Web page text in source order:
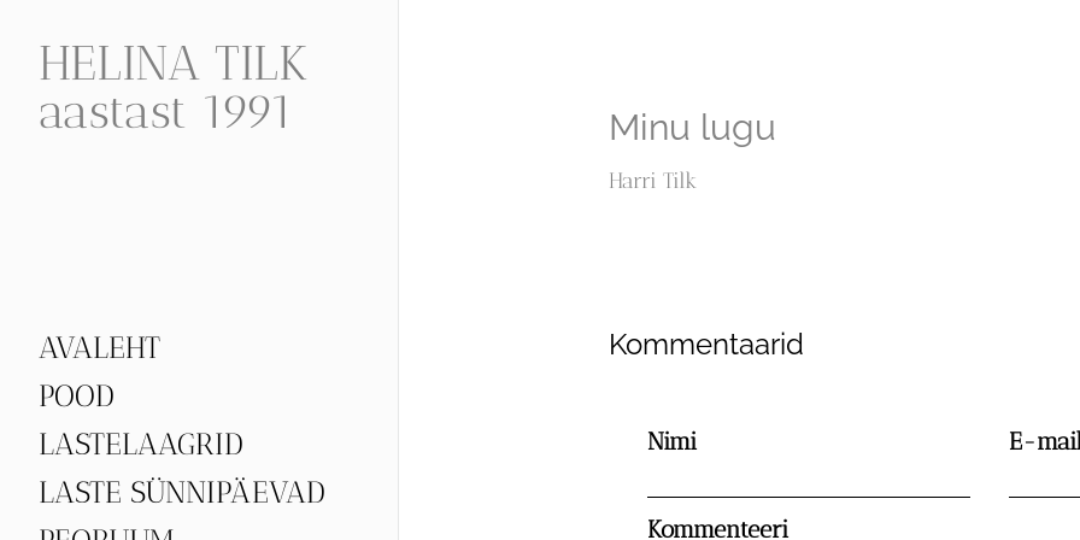
HELINA TILK
aastast 1991
AVALEHT
POOD
LASTELAAGRID
LASTE SÜNNIPÄEVAD
Minu lugu
Harri Tilk
Kommentaarid
Nimi E-
Kommenteeri